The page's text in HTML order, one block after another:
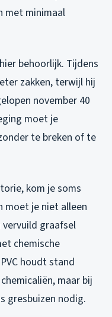
met minimaal
behoorlijk. Tijdens
zakken, terwijl hij
november 40
moet je
te breken of te
kom je soms
moet je niet alleen
graafsel
chemische
houdt stand
maar bij
gresbuizen nodig.